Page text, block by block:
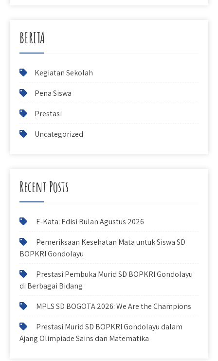
BERITA
Kegiatan Sekolah
Pena Siswa
Prestasi
Uncategorized
Recent Posts
E-Kata: Edisi Bulan Agustus 2026
Pemeriksaan Kesehatan Mata untuk Siswa SD
BOPKRI Gondolayu
Prestasi Pembuka Murid SD BOPKRI Gondolayu
di Berbagai Bidang
MPLS SD BOGOTA 2026: We Are the Champions
Prestasi Murid SD BOPKRI Gondolayu dalam
Ajang Olimpiade Sains dan Matematika